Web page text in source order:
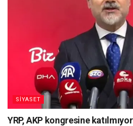
SİYASET
YRP, AKP kongresine